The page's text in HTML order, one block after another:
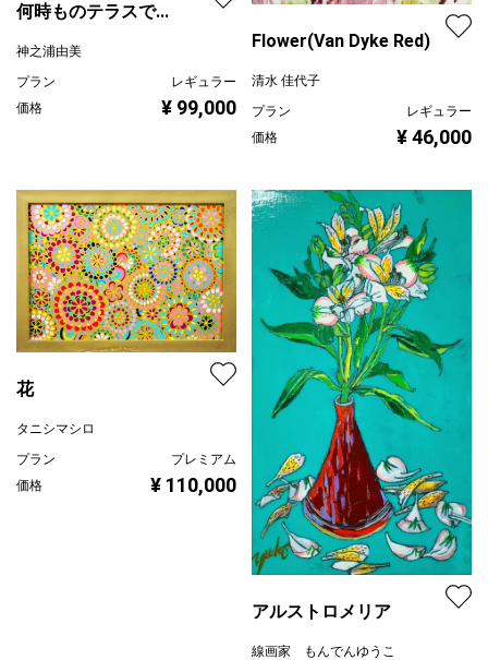
何時ものテラスで...
神之浦由美
プラン
レギュラー
価格
¥ 99,000
Flower(Van Dyke Red)
清水 佳代子
プラン
レギュラー
価格
¥ 46,000
花
タニシマシロ
プラン
プレミアム
価格
¥ 110,000
アルストロメリア
線画家 もんでんゆうこ